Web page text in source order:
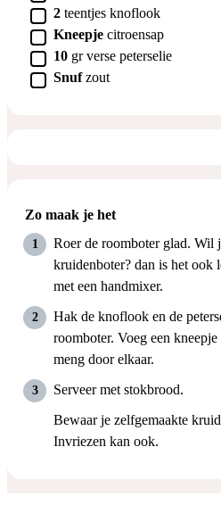
▢
2 teentjes knoflook
▢
Kneepje citroensap
▢
10 gr verse peterselie
▢
Snuf zout
Zo maak je het
Roer de roomboter glad. Wil
kruidenboter? dan is het ook
met een handmixer.
Hak de knoflook en de
roomboter. Voeg een
meng door elkaar.
Serveer met stokbrood.
Bewaar je zelfgemaakte kruidenboter in de koelkast.
Invriezen kan ook.